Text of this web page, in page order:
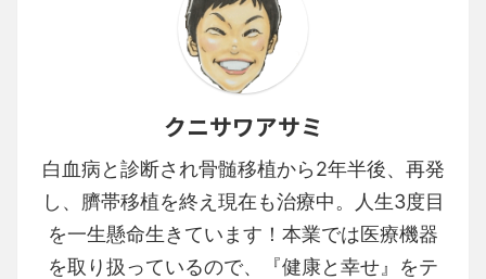
クニサワアサミ
白血病と診断され骨髄移植から2年半後、再発
し、臍帯移植を終え現在も治療中。人生3度目
を一生懸命生きています！本業では医療機器
を取り扱っているので、『健康と幸せ』をテ